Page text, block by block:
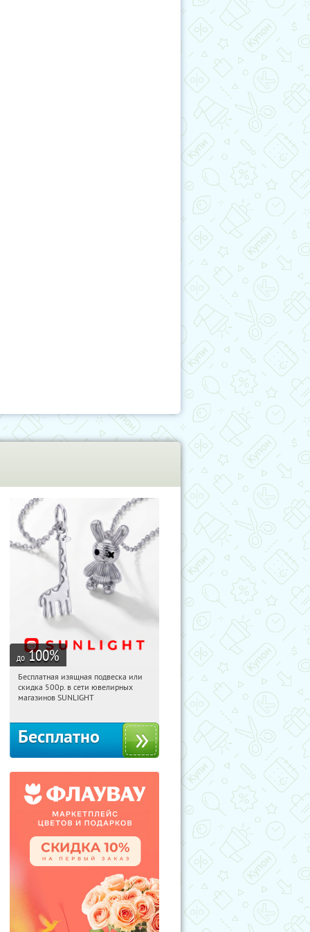
до 100%
17:59:42 Получили:
Россия
Бесплатная изящная подвеска или
скидка 500р. в сети ювелирных
магазинов SUNLIGHT
Бесплатно